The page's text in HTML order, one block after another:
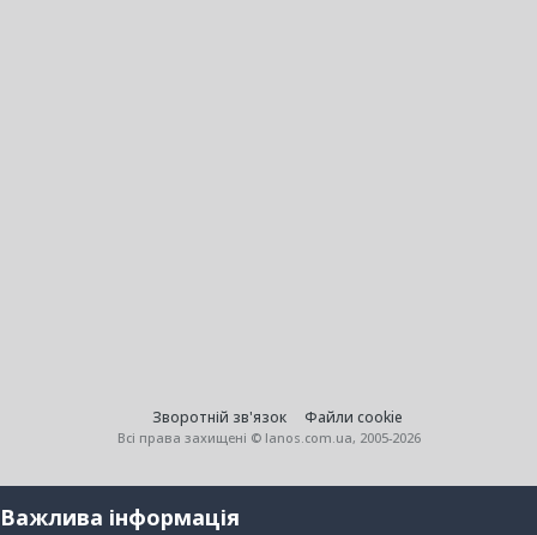
Зворотній зв'язок Файли cookie
Всі права захищені © lanos.com.ua, 2005-2026
Важлива інформація